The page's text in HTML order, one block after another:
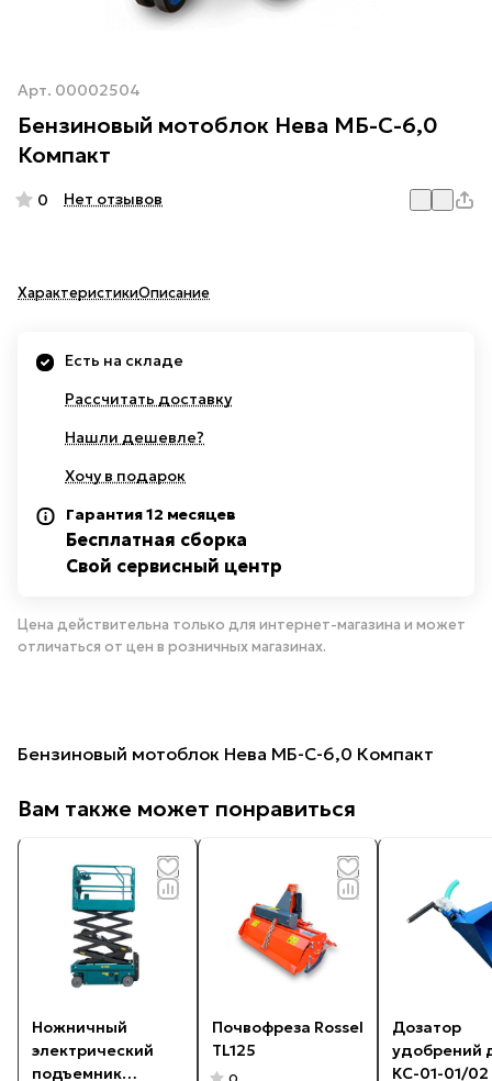
Арт. 00002504
Бензиновый мотоблок Нева МБ-С-6,0
Компакт
0 Нет отзывов
ХарактеристикиОписание
Есть на складе
Рассчитать доставку
Нашли дешевле?
Хочу в подарок
Гарантия 12 месяцев
Бесплатная сборка
Свой сервисный центр
Цена действительна только для интернет-магазина и может
отличаться от цен в розничных магазинах.
Бензиновый мотоблок Нева МБ-С-6,0 Компакт
Вам также может понравиться
Ножничный
электрический
подъемник
Почвофреза Rossel
TL125
Дозатор
удобрений
КС-01-01/02